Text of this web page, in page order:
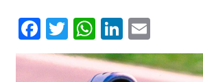
Facebook
Twitter
WhatsApp
LinkedIn
Email